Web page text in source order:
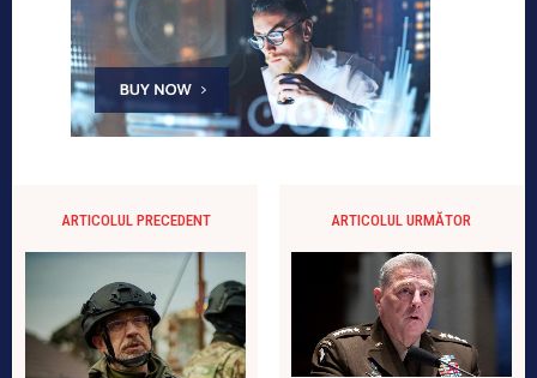
ARTICOLUL PRECEDENT ARTICOLUL URMĂTOR